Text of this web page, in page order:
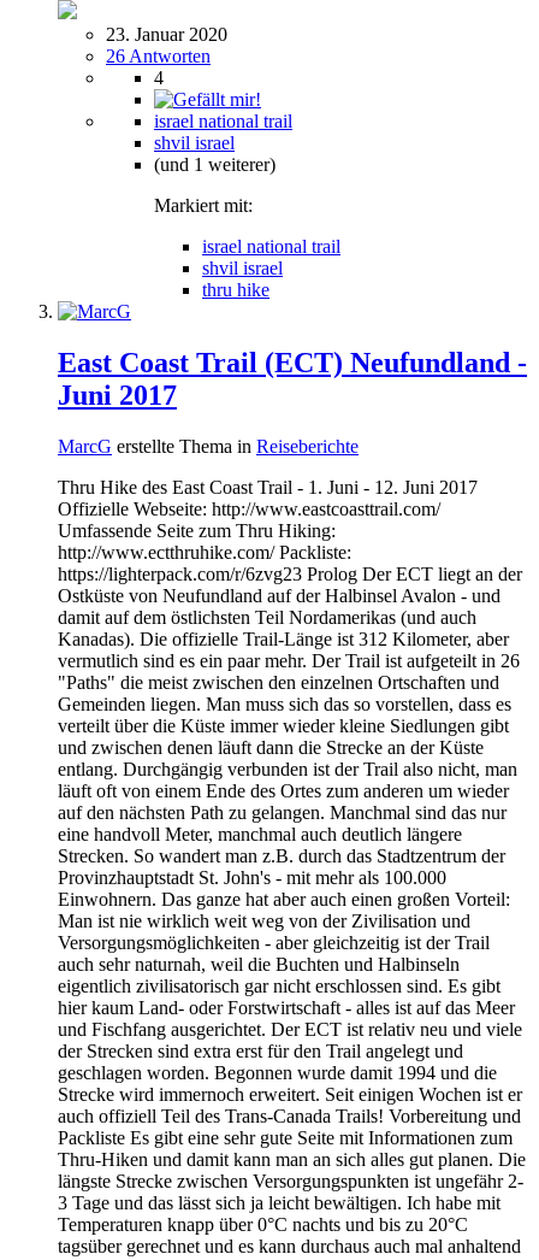
23. Januar 2020
26 Antworten
4
israel national trail
shvil israel
(und 1 weiterer)
Markiert mit:
israel national trail
shvil israel
thru hike
East Coast Trail (ECT) Neufundland -
Juni 2017
MarcG erstellte Thema in Reiseberichte
Thru Hike des East Coast Trail - 1. Juni - 12. Juni 2017
Offizielle Webseite: http://www.eastcoasttrail.com/
Umfassende Seite zum Thru Hiking:
http://www.ectthruhike.com/ Packliste:
https://lighterpack.com/r/6zvg23 Prolog Der ECT liegt an der
Ostküste von Neufundland auf der Halbinsel Avalon - und
damit auf dem östlichsten Teil Nordamerikas (und auch
Kanadas). Die offizielle Trail-Länge ist 312 Kilometer, aber
vermutlich sind es ein paar mehr. Der Trail ist aufgeteilt in 26
"Paths" die meist zwischen den einzelnen Ortschaften und
Gemeinden liegen. Man muss sich das so vorstellen, dass es
verteilt über die Küste immer wieder kleine Siedlungen gibt
und zwischen denen läuft dann die Strecke an der Küste
entlang. Durchgängig verbunden ist der Trail also nicht, man
läuft oft von einem Ende des Ortes zum anderen um wieder
auf den nächsten Path zu gelangen. Manchmal sind das nur
eine handvoll Meter, manchmal auch deutlich längere
Strecken. So wandert man z.B. durch das Stadtzentrum der
Provinzhauptstadt St. John's - mit mehr als 100.000
Einwohnern. Das ganze hat aber auch einen großen Vorteil:
Man ist nie wirklich weit weg von der Zivilisation und
Versorgungsmöglichkeiten - aber gleichzeitig ist der Trail
auch sehr naturnah, weil die Buchten und Halbinseln
eigentlich zivilisatorisch gar nicht erschlossen sind. Es gibt
hier kaum Land- oder Forstwirtschaft - alles ist auf das Meer
und Fischfang ausgerichtet. Der ECT ist relativ neu und viele
der Strecken sind extra erst für den Trail angelegt und
geschlagen worden. Begonnen wurde damit 1994 und die
Strecke wird immernoch erweitert. Seit einigen Wochen ist er
auch offiziell Teil des Trans-Canada Trails! Vorbereitung und
Packliste Es gibt eine sehr gute Seite mit Informationen zum
Thru-Hiken und damit kann man an sich alles gut planen. Die
längste Strecke zwischen Versorgungspunkten ist ungefähr 2-
3 Tage und das lässt sich ja leicht bewältigen. Ich habe mit
Temperaturen knapp über 0°C nachts und bis zu 20°C
tagsüber gerechnet und es kann durchaus auch mal anhaltend